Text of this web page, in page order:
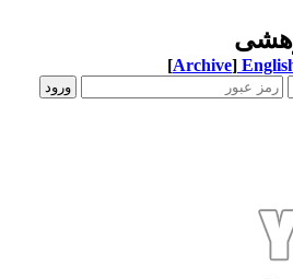
[Archive]